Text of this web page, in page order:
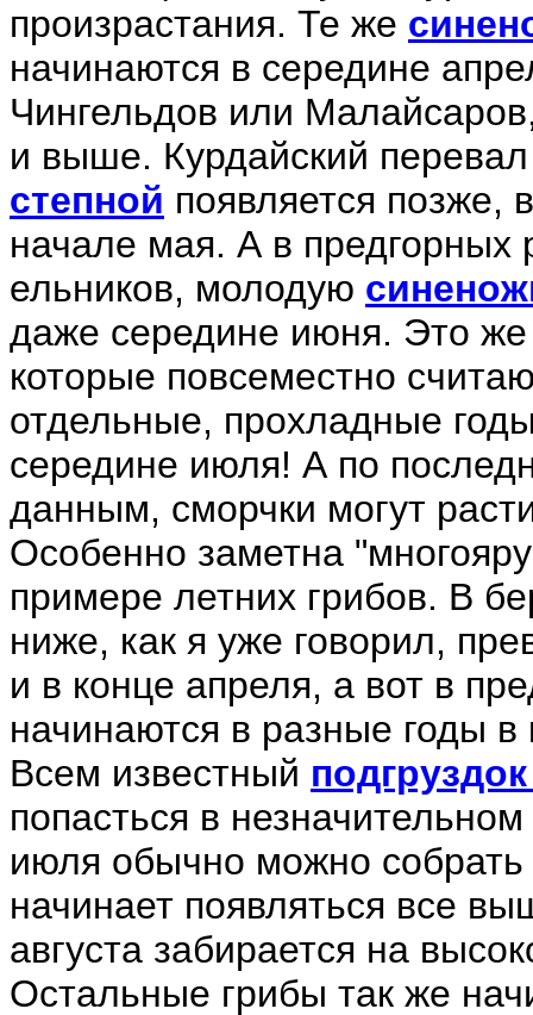
произрастания. Те же
начинаются в середине
Чингельдов или
и выше. Курдайский
степной появляется позже,
начале мая. А в предгорных
ельников, молодую
даже середине июня. Это
которые повсеместно
отдельные, прохладные
середине июля! А по
данным, сморчки могут
Особенно заметна
примере летних грибов. В
ниже, как я уже говорил,
и в конце апреля, а вот в
начинаются в разные годы
Всем известный
попасться в
июля обычно можно
начинает появляться все
августа забирается на
Остальные грибы так же